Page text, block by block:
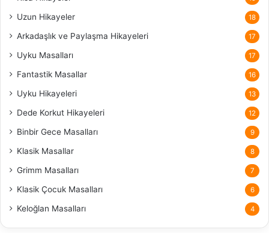
Uzun Hikayeler 18
Arkadaşlık ve Paylaşma Hikayeleri 17
Uyku Masalları 17
Fantastik Masallar 16
Uyku Hikayeleri 13
Dede Korkut Hikayeleri 12
Binbir Gece Masalları 9
Klasik Masallar 8
Grimm Masalları 7
Klasik Çocuk Masalları 6
Keloğlan Masalları 4